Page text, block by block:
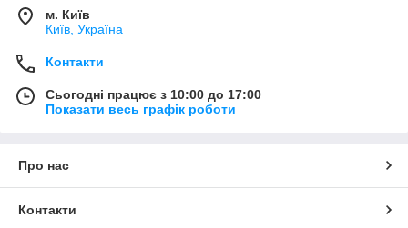
м. Київ
Київ, Україна
Контакти
Сьогодні працює з 10:00 до 17:00
Показати весь графік роботи
Про нас
Контакти